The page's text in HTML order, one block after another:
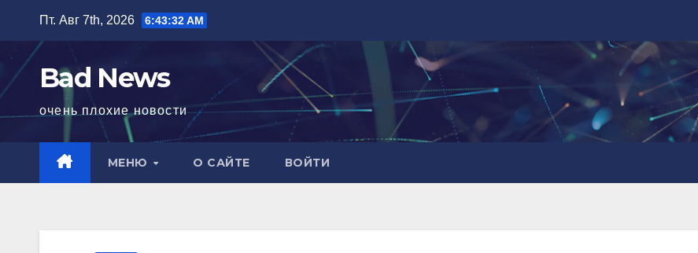
содержимому
Пт. Авг 7th, 2026 6:43:33 AM
Bad News
очень плохие новости
МЕНЮ О САЙТЕ ВОЙТИ